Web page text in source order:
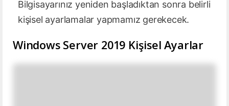
Bilgisayarınız yeniden başladıktan sonra belirli
kişisel ayarlamalar yapmamız gerekecek.
Windows Server 2019 Kişisel Ayarlar